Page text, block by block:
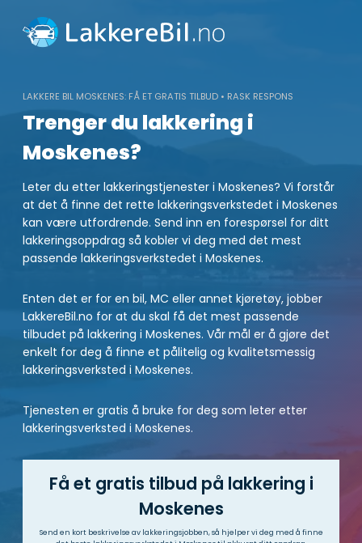
content
LAKKERE BIL MOSKENES: FÅ ET GRATIS TILBUD • RASK RESPONS
Trenger du lakkering i
Moskenes?
Leter du etter lakkeringstjenester i Moskenes? Vi forstår
at det å finne det rette lakkeringsverkstedet i Moskenes
kan være utfordrende. Send inn en forespørsel for ditt
lakkeringsoppdrag så kobler vi deg med det mest
passende lakkeringsverkstedet i Moskenes.
Enten det er for en bil, MC eller annet kjøretøy, jobber
LakkereBil.no for at du skal få det mest passende
tilbudet på lakkering i Moskenes. Vår mål er å gjøre det
enkelt for deg å finne et pålitelig og kvalitetsmessig
lakkeringsverksted i Moskenes.
Tjenesten er gratis å bruke for deg som leter etter
lakkeringsverksted i Moskenes.
Få et gratis tilbud på lakkering i
Moskenes
Send en kort beskrivelse av lakkeringsjobben, så hjelper vi deg med å finne